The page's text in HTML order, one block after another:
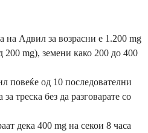
на Адвил за возрасни е 1.200 mg
200 mg), земени како 200 до 400
повеќе од 10 последователни
треска без да разговарате со
дека 400 mg на секои 8 часа